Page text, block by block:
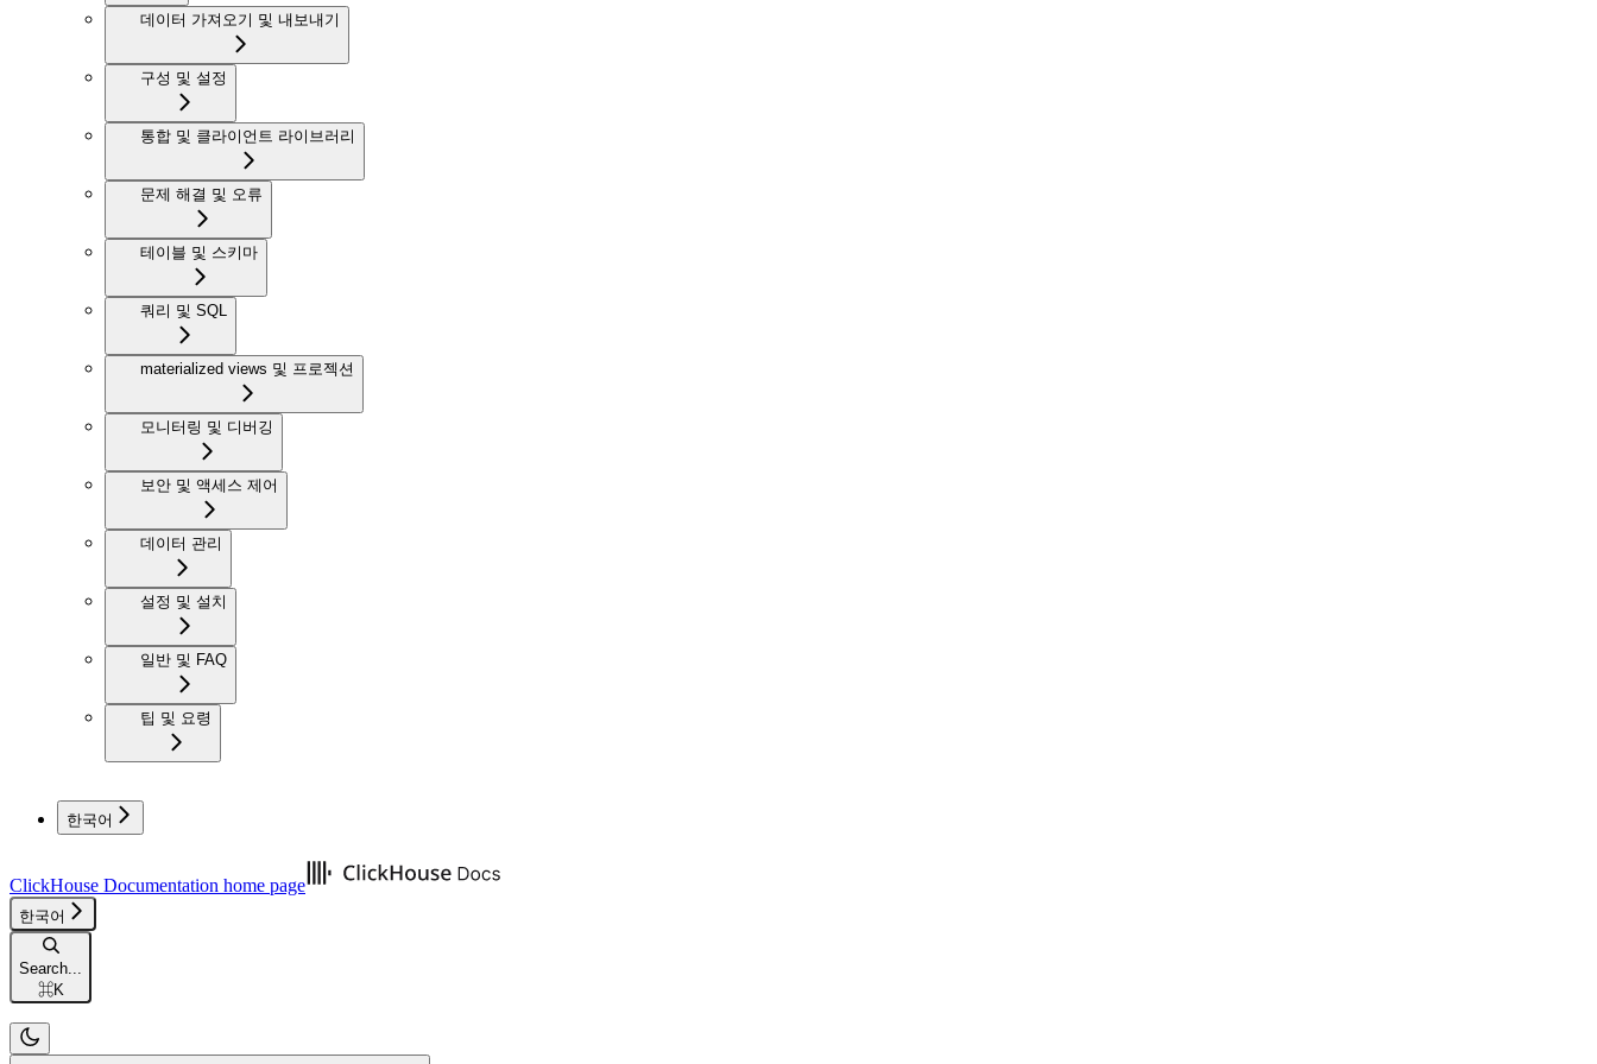
데이터 가져오기 및 내보내기
구성 및 설정
통합 및 클라이언트 라이브러리
문제 해결 및 오류
테이블 및 스키마
쿼리 및 SQL
materialized views 및 프로젝션
모니터링 및 디버깅
보안 및 액세스 제어
데이터 관리
설정 및 설치
일반 및 FAQ
팁 및 요령
한국어
ClickHouse Documentation home page
한국어
Search...
⌘K